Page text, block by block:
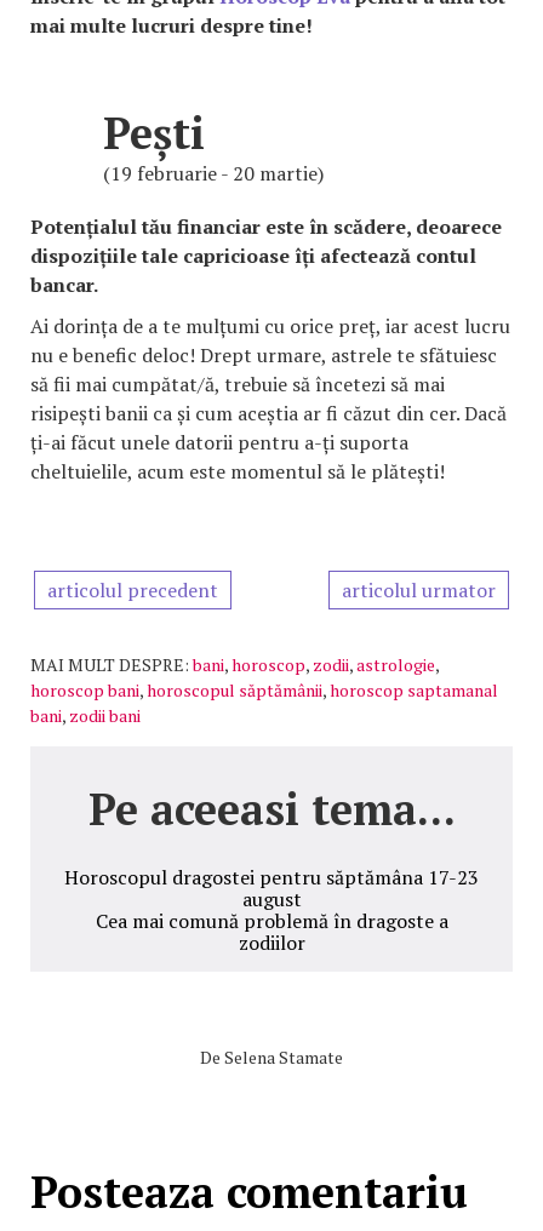
mai multe lucruri despre tine!
Pești
(19 februarie - 20 martie)
Potențialul tău financiar este în scădere, deoarece
dispozițiile tale capricioase îți afectează contul
bancar.
Ai dorința de a te mulțumi cu orice preț, iar acest lucru
nu e benefic deloc! Drept urmare, astrele te sfătuiesc
să fii mai cumpătat/ă, trebuie să încetezi să mai
risipești banii ca și cum aceștia ar fi căzut din cer. Dacă
ți-ai făcut unele datorii pentru a-ți suporta
cheltuielile, acum este momentul să le plătești!
articolul precedent articolul urmator
MAI MULT DESPRE: bani,horoscop, zodii,astrologie,
horoscop bani,horoscopul săptămânii,horoscop saptamanal
bani, zodii bani
Pe aceeasi tema...
Horoscopul dragostei pentru săptămâna 17-23
august
Cea mai comună problemă în dragoste a
zodiilor
De Selena Stamate
Posteaza comentariu